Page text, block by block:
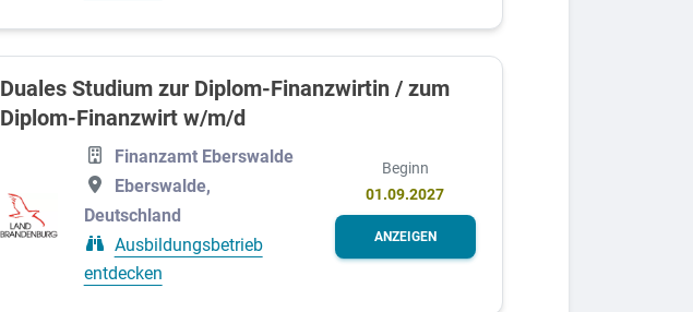
Duales Studium zur Diplom-Finanzwirtin / zum
Diplom-Finanzwirt w/m/d
Finanzamt Eberswalde
Eberswalde,
Deutschland
Ausbildungsbetrieb
entdecken
Beginn
01.09.2027
ANZEIGEN